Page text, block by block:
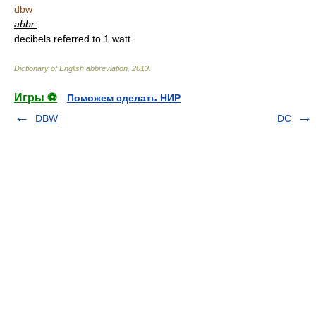
dbw
abbr.
decibels referred to 1 watt
Dictionary of English abbreviation 2013
Игры ⚽
Поможем сделать НИР
DBW
DC